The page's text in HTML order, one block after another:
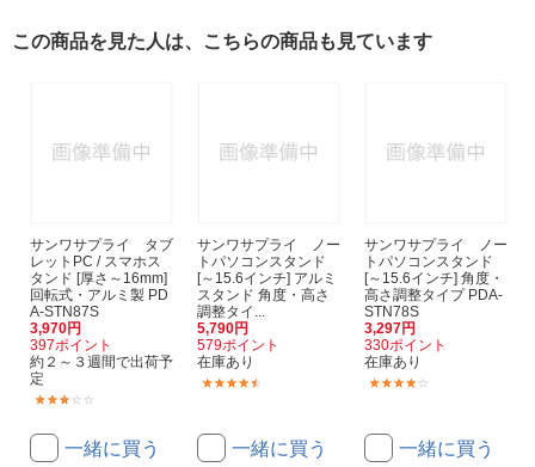
この商品を見た人は、こちらの商品も見ています
サンワサプライ タブ
レットPC / スマホス
タンド [厚さ～16mm]
回転式・アルミ製 PD
A-STN87S
3,970円
397ポイント
約２～３週間で出荷予
定
一緒に買う
サンワサプライ ノー
トパソコンスタンド
[～15.6インチ] アルミ
スタンド 角度・高さ
調整タイ...
5,790円
579ポイント
在庫あり
一緒に買う
サンワサプライ ノー
トパソコンスタンド
[～15.6インチ] 角度・
高さ調整タイプ PDA-
STN78S
3,297円
330ポイント
在庫あり
一緒に買う